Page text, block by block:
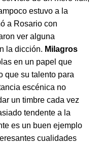
estuvo a la
a Rosario con
ver alguna
la dicción. Milagros
en un papel que
que su talento para
escénica no
un timbre cada vez
tendente a la
es un buen ejemplo
cualidades